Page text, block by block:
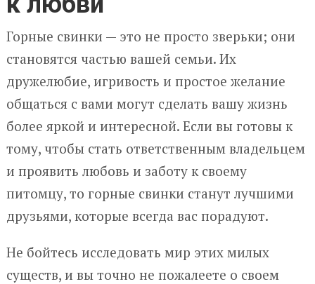
Горные свинки — это не просто зверьки; они
становятся частью вашей семьи. Их
дружелюбие, игривость и простое желание
общаться с вами могут сделать вашу жизнь
более яркой и интересной. Если вы готовы к
тому, чтобы стать ответственным владельцем
и проявить любовь и заботу к своему
питомцу, то горные свинки станут лучшими
друзьями, которые всегда вас порадуют.
Не бойтесь исследовать мир этих милых
существ, и вы точно не пожалеете о своем